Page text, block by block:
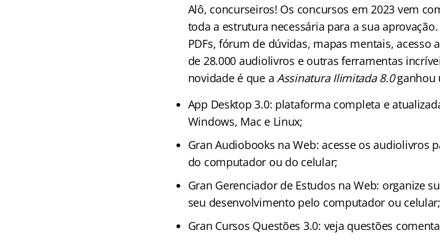
Alô, concurseiros! Os concursos em 2023 vem
toda a estrutura necessária para a sua
PDFs, fórum de dúvidas, mapas mentais, acesso
de 28.000 audiolivros e outras ferramentas
novidade é que aAssinatura Ilimitada 8.0ganhou
App Desktop 3.0: plataforma completa e
Windows, Mac e Linux;
Gran Audiobooks na Web: acesse os audiolivros
do computador ou do celular;
Gran Gerenciador de Estudos na Web: organize
seu desenvolvimento pelo computador ou celular;
Gran Cursos Questões 3.0: veja questões